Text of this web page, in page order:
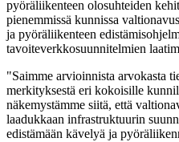
pyöräliikenteen olosuhteiden
pienemmissä kunnissa
ja pyöräliikenteen
tavoiteverkkosuunnitelmien
"Saimme arvioinnista arvokasta
merkityksestä eri kokoisille
näkemystämme siitä, että
laadukkaan infrastruktuurin
edistämään kävelyä ja